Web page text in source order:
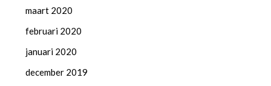
maart 2020
februari 2020
januari 2020
december 2019